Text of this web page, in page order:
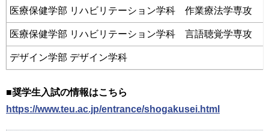
医療保健学部 リハビリテーション学科 作業療法学専攻
医療保健学部 リハビリテーション学科 言語聴覚学専攻
デザイン学部 デザイン学科
■奨学生入試の情報はこちら
https://www.teu.ac.jp/entrance/shogakusei.html